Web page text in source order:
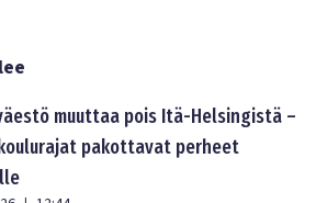
muuttaa pois Itä-Helsingistä –
pakottavat perheet